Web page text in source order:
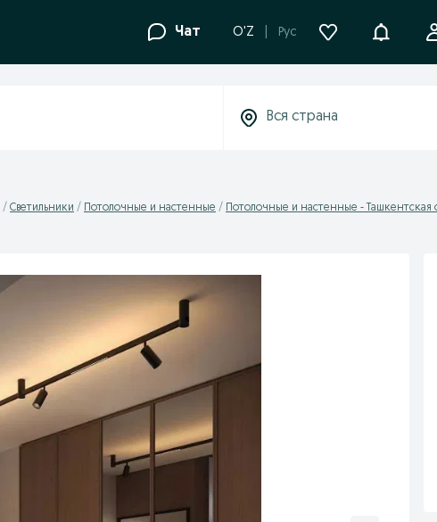
Чат O'Z Рус
Светильники Потолочные и настенные Потолочные и настенные - Ташкентская